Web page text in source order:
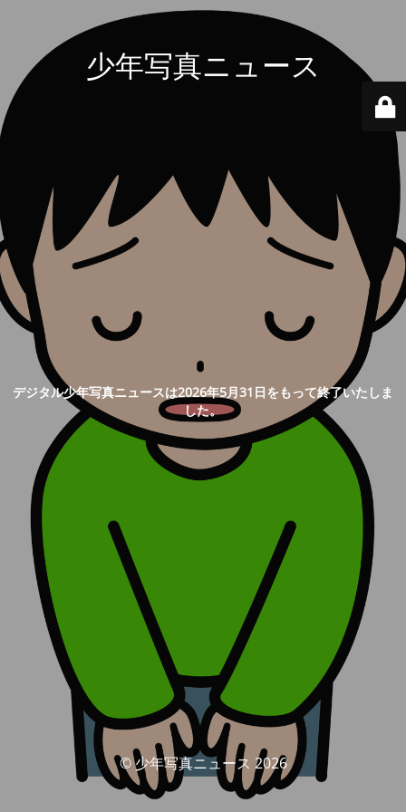
少年写真ニュース
デジタル少年写真ニュースは2026年5月31日をもって終了いたしま
した。
© 少年写真ニュース 2026